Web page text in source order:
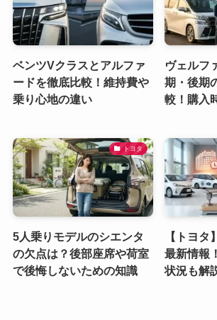
ベンツVクラスとアルファ
ードを徹底比較！維持費や
乗り心地の違い
ヴェルフ
期・後期
較！購入
トヨタ
5人乗りモデルのシエンタ
の欠点は？後部座席や荷室
で後悔しないための知識
【トヨ
最新情報
状況も解